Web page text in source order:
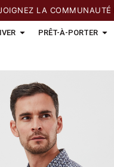
LA COMMUNAUTÉ ET
PRÊT-À-PORTER